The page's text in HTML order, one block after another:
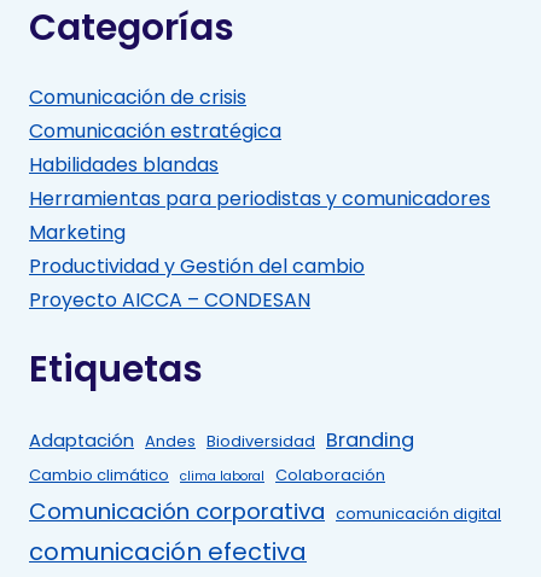
Categorías
Comunicación de crisis
Comunicación estratégica
Habilidades blandas
Herramientas para periodistas y comunicadores
Marketing
Productividad y Gestión del cambio
Proyecto AICCA – CONDESAN
Etiquetas
Adaptación Andes Biodiversidad Branding
Cambio climático clima laboral Colaboración
Comunicación corporativa comunicación digital
comunicación efectiva